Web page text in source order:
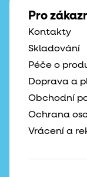
Pro
Kontakty
Skladování
Péče o
Doprava a
Obchodní
Ochrana
Vrácení a